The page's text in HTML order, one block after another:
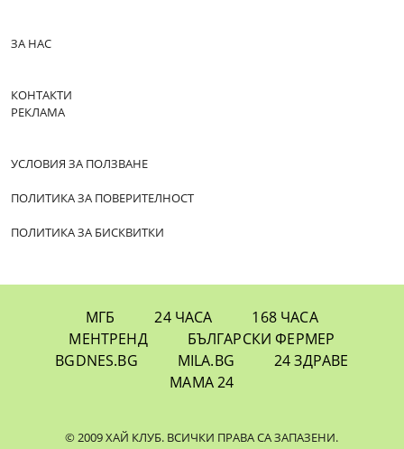
ЗА НАС
КОНТАКТИ
РЕКЛАМА
УСЛОВИЯ ЗА ПОЛЗВАНЕ
ПОЛИТИКА ЗА ПОВЕРИТЕЛНОСТ
ПОЛИТИКА ЗА БИСКВИТКИ
МГБ 24 ЧАСА
168 ЧАСА
МЕНТРЕНД
БЪЛГАРСКИ ФЕРМЕР
BGDNES.BG
MILA.BG
24 ЗДРАВЕ
МАМА 24
© 2009 ХАЙ КЛУБ. ВСИЧКИ ПРАВА СА ЗАПАЗЕНИ.